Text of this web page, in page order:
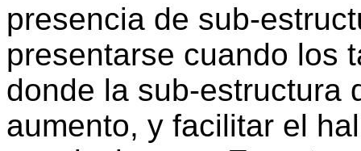
presencia de sub-
presentarse cuando los
donde la sub-estructura
aumento, y facilitar el